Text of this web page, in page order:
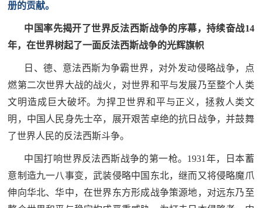
追
踪
防
国
防
法
规
防
识
国
全
册的贡献。
中国率先揭开了世界反法西斯战争的序幕，持续奋战14
年，在世界树起了一面反法西斯战争的光辉旗帜
日、德、意法西斯为争霸世界，对外发动侵略战争，点
燃第二次世界大战的战火，对世界和平与发展乃至整个人类
文明造成巨大破坏。为捍卫世界和平与正义，拯救人类文
明，中国人民身先士卒，展开艰苦卓绝的抗日战争，并鼓舞
了世界人民的反法西斯斗争。
中国打响世界反法西斯战争的第一枪。1931年，日本蓄
意制造九一八事变，武装侵略中国东北，继而又将侵略魔爪
伸向华北、华中，在世界东方形成战争策源地，对远东乃至